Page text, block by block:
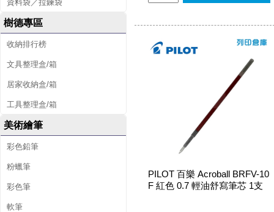
資料袋／拉鍊袋
樹德專區
收納排行榜
文具整理盒/箱
居家收納盒/箱
工具整理盒/箱
美術繪筆
彩色鉛筆
粉蠟筆
彩色筆
軟筆
PILOT 百樂 Acroball BRFV-10
F 紅色 0.7 輕油舒寫筆芯 1支